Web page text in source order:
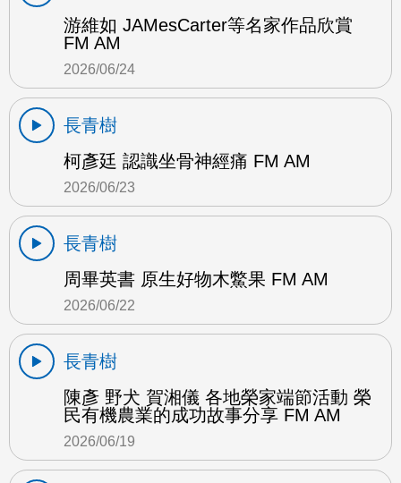
游維如 JAMesCarter等名家作品欣賞
FM AM
2026/06/24
長青樹
柯彥廷 認識坐骨神經痛 FM AM
2026/06/23
長青樹
周畢英書 原生好物木鱉果 FM AM
2026/06/22
長青樹
陳彥 野犬 賀湘儀 各地榮家端節活動 榮
民有機農業的成功故事分享 FM AM
2026/06/19